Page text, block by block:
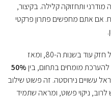
ותחזוקה קלילה. בקיצור,
אם אתם מחפשים פתרון פרקטי
הסיפור של כיורי הנירוסטה בארץ התחיל חזק עוד בשנות ה-80, ומאז
מומחים בתחום, בין 50%
עשויים נירוסטה. זה פשוט שילוב
ניקוי פשוט, ומראה שתמיד